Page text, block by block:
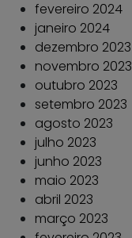
fevereiro 2024
janeiro 2024
dezembro 2023
novembro 2023
outubro 2023
setembro 2023
agosto 2023
julho 2023
junho 2023
maio 2023
abril 2023
março 2023